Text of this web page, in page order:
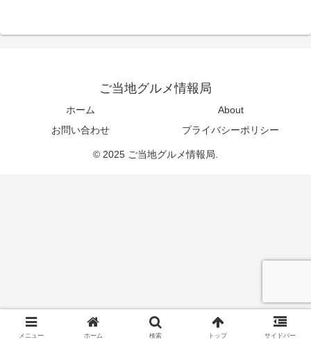
ご当地グルメ情報局
ホーム
About
お問い合わせ
プライバシーポリシー
© 2025 ご当地グルメ情報局.
メニュー ホーム 検索 トップ サイドバー